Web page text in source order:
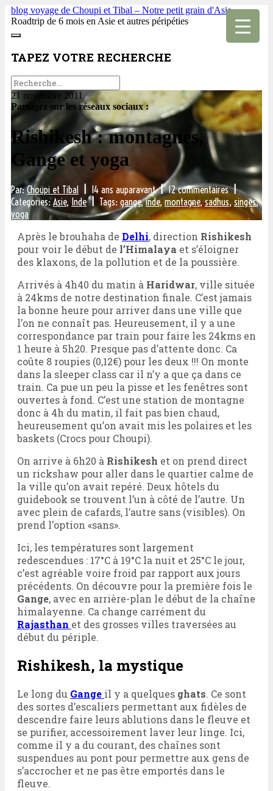
blog voyage de Choupi et Tibal – Notre petit grain d'Asie
Roadtrip de 6 mois en Asie et autres péripéties
TAPEZ VOTRE RECHERCHE
21 novembre 2011
Partagez sur les réseaux sociaux :
Rishikesh : montagnes,
Gange et yoga
Par:Choupi et Tibal 14 ans auparavant|12 commentaires|
Categories:Asie, Inde | Tags: gange,inde, montagne,sadhus, singes,
yoga
Après le brouhaha de Delhi, direction Rishikesh
pour voir le début de l’Himalaya et s’éloigner
des klaxons, de la pollution et de la poussière.
Arrivés à 4h40 du matin à Haridwar, ville située
à 24kms de notre destination finale. C’est jamais
la bonne heure pour arriver dans une ville que
l’on ne connaît pas. Heureusement, il y a une
correspondance par train pour faire les 24kms en
1 heure à 5h20. Presque pas d’attente donc. Ca
coûte 8 roupies (0,12€) pour les deux !!! On monte
dans la sleeper class car il n’y a que ça dans ce
train. Ca pue un peu la pisse et les fenêtres sont
ouvertes à fond. C’est une station de montagne
donc à 4h du matin, il fait pas bien chaud,
heureusement qu’on avait mis les polaires et les
baskets (Crocs pour Choupi).
On arrive à 6h20 à Rishikesh et on prend direct
un rickshaw pour aller dans le quartier calme de
la ville qu’on avait repéré. Deux hôtels du
guidebook se trouvent l’un à côté de l’autre. Un
avec plein de cafards, l’autre sans (visibles). On
prend l’option «sans».
Ici, les températures sont largement
redescendues : 17°C à 19°C la nuit et 25°C le jour,
c’est agréable voire froid par rapport aux jours
précédents. On découvre pour la première fois le
Gange, avec en arrière-plan le début de la chaîne
himalayenne. Ca change carrément du
Rajasthan et des grosses villes traversées au
début du périple.
Rishikesh, la mystique
Le long du Gange il y a quelques ghats. Ce sont
des sortes d’escaliers permettant aux fidèles de
descendre faire leurs ablutions dans le fleuve et
se purifier, accessoirement laver leur linge. Ici,
comme il y a du courant, des chaînes sont
suspendues au pont pour permettre aux gens de
s’accrocher et ne pas être emportés dans le
fleuve.